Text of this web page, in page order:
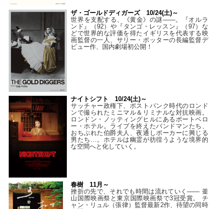
ザ・ゴールドディガーズ 10/24(土)～
世界を支配する、《黄金》の謎――。『オルラ
ンド』（92）や『タンゴ・レッスン』（97）な
どで世界的な評価を得たイギリスを代表する映
画監督の一人、サリー・ポッターの長編監督デ
ビュー作、国内劇場初公開！
ナイトシフト 10/24(土)～
サッチャー政権下、ポストパンク時代のロンド
ンで撮られたミニマル＆リミナルな対抗映画。
ロンドン・ノッティングヒルにあるポートベロ
ー・ホテル。ライブを終えたバンドマンたち、
おちぶれた伯爵夫人、夜通しポーカーに興じる
男たち…。ホテルは幽霊が彷徨うような境界的
な空間へと化していく。
春樹 11月～
挫折の先で、それでも時間は流れていく—— 釜
山国際映画祭と東京国際映画祭で3冠受賞。 チ
ャン・リュル（張律）監督最新2作、待望の同時